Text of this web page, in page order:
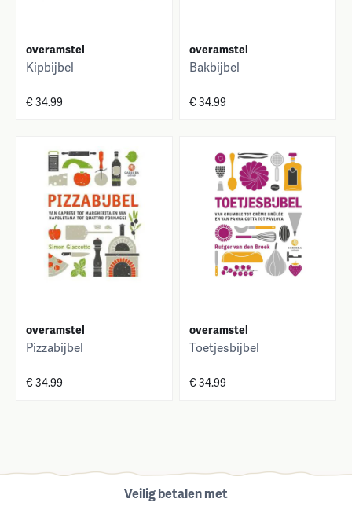
overamstel
Kipbijbel
€ 34.99
overamstel
Bakbijbel
€ 34.99
overamstel
Pizzabijbel
€ 34.99
overamstel
Toetjesbijbel
€ 34.99
Veilig betalen met